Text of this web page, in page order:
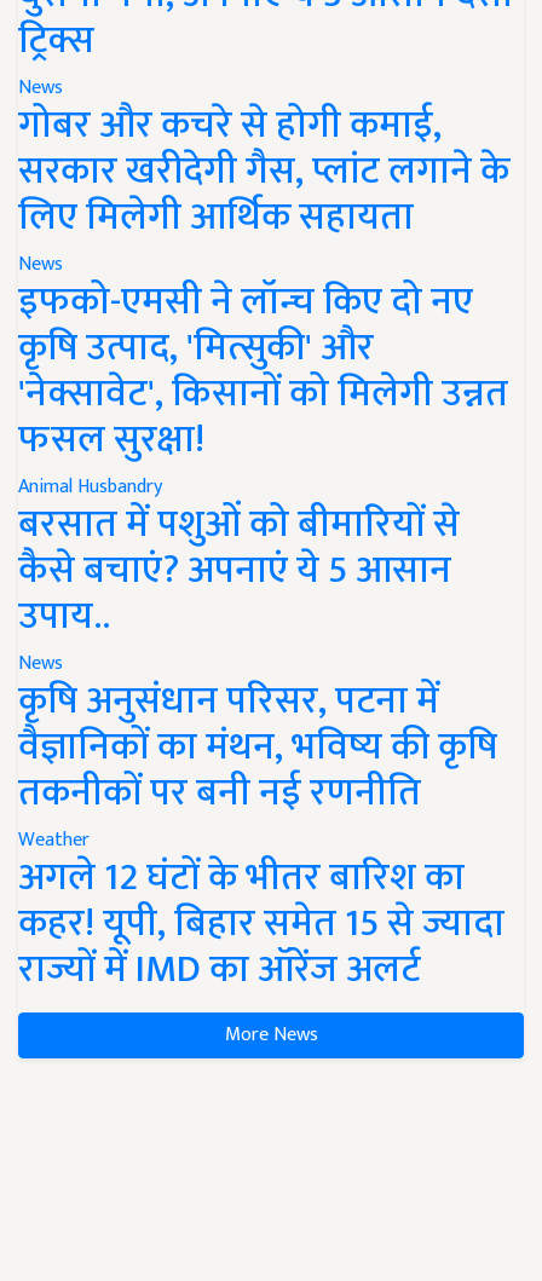
ट्रिक्स
News
गोबर और कचरे से होगी कमाई,
सरकार खरीदेगी गैस, प्लांट लगाने के
लिए मिलेगी आर्थिक सहायता
News
इफको-एमसी ने लॉन्च किए दो नए
कृषि उत्पाद, 'मित्सुकी' और
'नेक्सावेट', किसानों को मिलेगी उन्नत
फसल सुरक्षा!
Animal Husbandry
बरसात में पशुओं को बीमारियों से
कैसे बचाएं? अपनाएं ये 5 आसान
उपाय..
News
कृषि अनुसंधान परिसर, पटना में
वैज्ञानिकों का मंथन, भविष्य की कृषि
तकनीकों पर बनी नई रणनीति
Weather
अगले 12 घंटों के भीतर बारिश का
कहर! यूपी, बिहार समेत 15 से ज्यादा
राज्यों में IMD का ऑरेंज अलर्ट
More News